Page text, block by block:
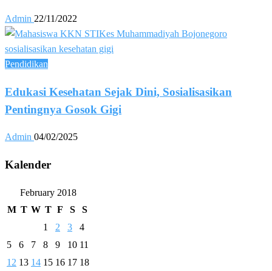
Admin 22/11/2022
Pendidikan
Edukasi Kesehatan Sejak Dini, Sosialisasikan
Pentingnya Gosok Gigi
Admin 04/02/2025
Kalender
February 2018
M T W T F S
S
1
2 3
4
5
6 7 8 9 10 11
12 13 14 15 16 17 18